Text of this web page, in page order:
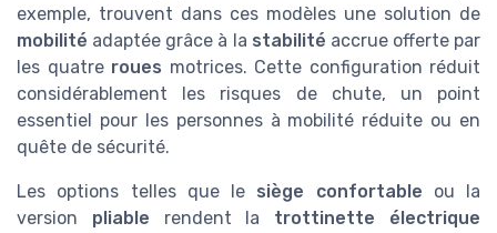
exemple, trouvent dans ces modèles une solution de
mobilité adaptée grâce à la stabilité accrue offerte par
les quatre roues motrices. Cette configuration réduit
considérablement les risques de chute, un point
essentiel pour les personnes à mobilité réduite ou en
quête de sécurité.
Les options telles que le siège confortable ou la
version pliable rendent la trottinette électrique